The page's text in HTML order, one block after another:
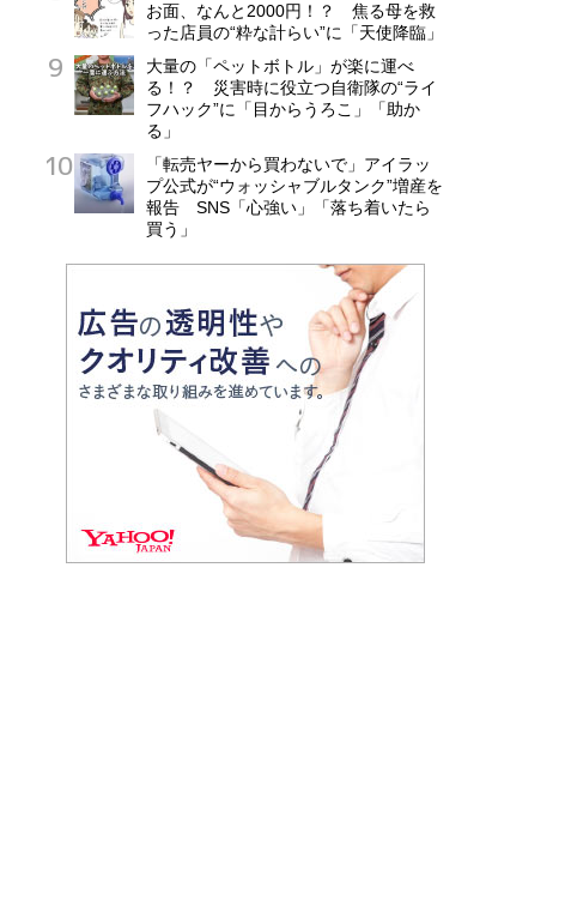
お面、なんと2000円！？ 焦る母を救
った店員の“粋な計らい”に「天使降臨」
大量の「ペットボトル」が楽に運べ
る！？ 災害時に役立つ自衛隊の“ライ
フハック”に「目からうろこ」「助か
る」
「転売ヤーから買わないで」アイラッ
プ公式が“ウォッシャブルタンク”増産を
報告 SNS「心強い」「落ち着いたら
買う」